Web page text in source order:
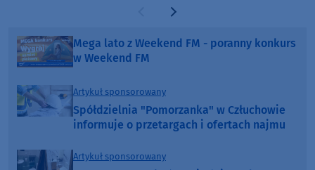
Poprzednia strona
Następna strona
Mega lato z Weekend FM - poranny konkurs
w Weekend FM
Artykuł sponsorowany
Spółdzielnia "Pomorzanka" w Człuchowie
informuje o przetargach i ofertach najmu
Artykuł sponsorowany